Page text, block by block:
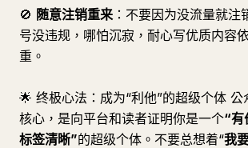
🚫 随意注销重来：不要因为没流量就注
号没违规，哪怕沉寂，耐心写优质内容
重。
🌟 终极心法：成为“利他”的超级个体 公
核心，是向平台和读者证明你是一个“有
标签清晰”的超级个体。不要总想着“我